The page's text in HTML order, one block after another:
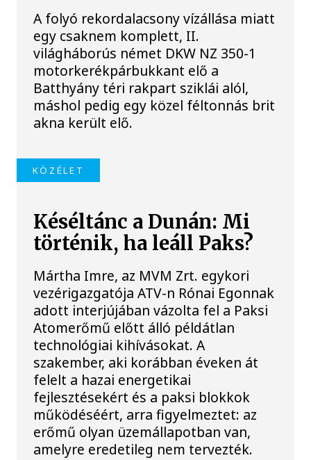
A folyó rekordalacsony vízállása miatt
egy csaknem komplett, II.
világháborús német DKW NZ 350-1
motorkerékpárbukkant elő a
Batthyány téri rakpart sziklái alól,
máshol pedig egy közel féltonnás brit
akna került elő.
KÖZÉLET
Késéltánc a Dunán: Mi
történik, ha leáll Paks?
Mártha Imre, az MVM Zrt. egykori
vezérigazgatója ATV-n Rónai Egonnak
adott interjújában vázolta fel a Paksi
Atomerőmű előtt álló példátlan
technológiai kihívásokat. A
szakember, aki korábban éveken át
felelt a hazai energetikai
fejlesztésekért és a paksi blokkok
működéséért, arra figyelmeztet: az
erőmű olyan üzemállapotban van,
amelyre eredetileg nem tervezték.